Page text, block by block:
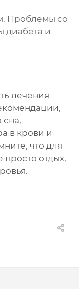
Проблемы со
диабета и
лечения
сна,
в крови и
что для
отдых,